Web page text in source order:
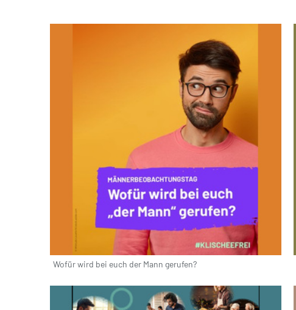
Wofür wird bei euch der Mann gerufen?